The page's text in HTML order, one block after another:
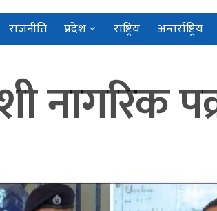
राजनीति प्रदेश राष्ट्रिय अन्तर्राष्ट्रिय
नागरिक